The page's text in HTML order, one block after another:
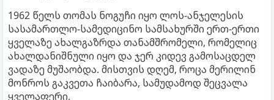
1962 წელს თომას ნოგუჩი იყო ლოს-ანჯელესის
სასამართლო-სამედიცინო სამსახურში ერთ-ერთი
ყველაზე ახალგაზრდა თანამშრომელი, რომელიც
ახალდანიშნული იყო და ჯერ კიდევ გამოსაცდელ
ვადაზე მუშაობდა. მისთვის დღემ, როცა მერილინ
მონროს გაკვეთა ჩაიბარა, სამუდამოდ შეცვალა
ყველაფერი.